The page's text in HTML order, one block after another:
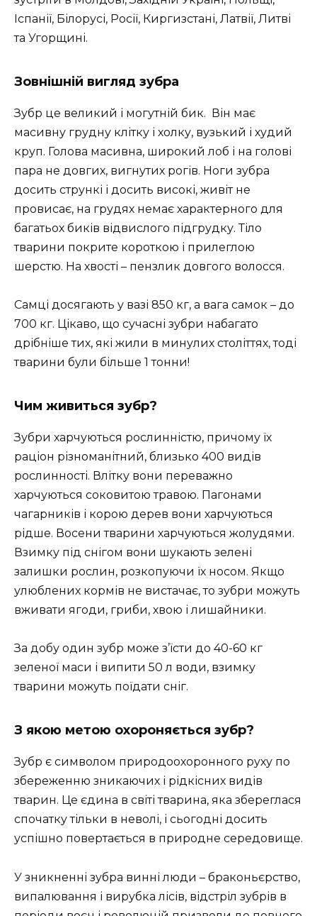
Іспанії, Білорусі, Росії, Киргизстані, Латвії, Литві
та Угорщині.
Зовнішній вигляд зубра
Зубр це великий і могутній бик. Він має
масивну грудну клітку і холку, вузький і худий
круп. Голова масивна, широкий лоб і на голові
пара не довгих, вигнутих рогів. Ноги зубра
досить стрункі і досить високі, живіт не
провисає, на грудях немає характерного для
багатьох биків відвислого підгрудку. Тіло
тварини покрите короткою і прилеглою
шерстю. На хвості – пензлик довгого волосся.
Самці досягають у вазі 850 кг, а вага самок – до
700 кг. Цікаво, що сучасні зубри набагато
дрібніше тих, які жили в минулих століттях, тоді
тварини були більше 1 тонни!
Чим живиться зубр?
Зубри харчуються рослинністю, причому їх
раціон різноманітний, близько 400 видів
рослинності. Влітку вони переважно
харчуються соковитою травою. Пагонами
чагарників і корою дерев вони харчуються
рідше. Восени тварини харчуються жолудями.
Взимку під снігом вони шукають зелені
залишки рослин, розкопуючи їх носом. Якщо
улюблених кормів не вистачає, то зубри можуть
вживати ягоди, гриби, хвою і лишайники.
За добу один зубр може з’їсти до 40-60 кг
зеленої маси і випити 50 л води, взимку
тварини можуть поїдати сніг.
З якою метою охороняється зубр?
Зубр є символом природоохоронного руху по
збереженню зникаючих і рідкісних видів
тварин. Це єдина в світі тварина, яка збереглася
спочатку тільки в неволі, і сьогодні досить
успішно повертається в природне середовище.
У зникненні зубра винні люди – браконьєрство,
випалювання і вирубка лісів, відстріл зубрів в